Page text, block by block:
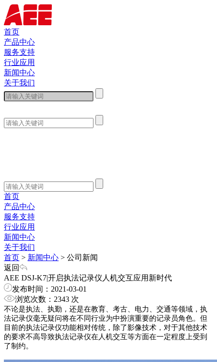
首页
产品中心
服务支持
行业应用
新闻中心
关于我们
首页
产品中心
服务支持
行业应用
新闻中心
关于我们
首页 > 新闻中心 > 公司新闻
返回
AEE DSJ-K7|开启执法记录仪人机交互应用新时代
发布时间：2021-03-01
浏览次数：2343 次
不论是执法、执勤，还是在教育、考古、电力、交通等领域，执
法记录仪毫无疑问将在不同行业为中扮演重要的记录员角色。但
目前的执法记录仪功能相对传统，除了影像技术，对于其他技术
的要求不高导致执法记录仪在人机交互等方面在一定程度上受到
了制约。